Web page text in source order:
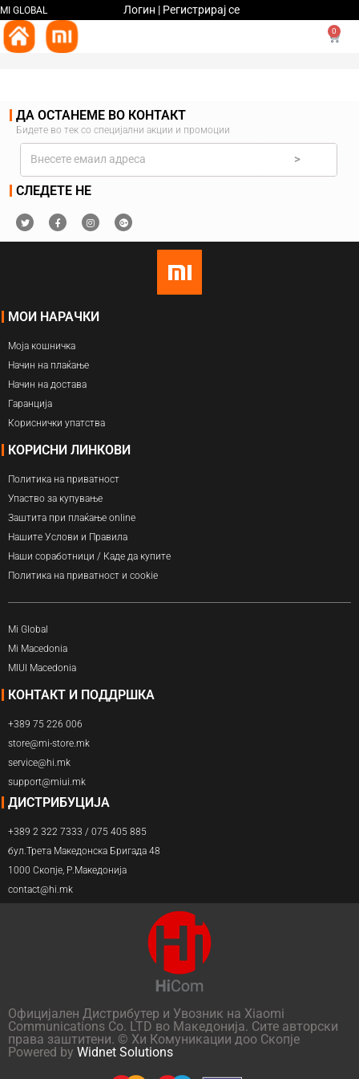
MI GLOBAL Логин | Регистрирај се
0
ДА ОСТАНЕМЕ ВО КОНТАКТ
Бидете во тек со специјални акции и промоции
>
СЛЕДЕТЕ НЕ
МОИ НАРАЧКИ
Моја кошничка
Начин на плаќање
Начин на достава
Гаранција
Кориснички упатства
КОРИСНИ ЛИНКОВИ
Политика на приватност
Упаство за купување
Заштита при плаќање online
Нашите Услови и Правила
Наши соработници / Каде да купите
Политика на приватност и cookie
Mi Global
Mi Macedonia
MIUI Macedonia
КОНТАКТ И ПОДДРШКА
+389 75 226 006
store@mi-store.mk
service@hi.mk
support@miui.mk
ДИСТРИБУЦИЈА
+389 2 322 7333 / 075 405 885
бул.Трета Македонска Бригада 48
1000 Скопје, Р.Македонија
contact@hi.mk
Официјален Дистрибутер и Увозник на Xiaomi
Communications Co. LTD во Македонија. Сите авторски
права заштитени. © Хи Комуникации доо Скопје
Powered by Widnet Solutions